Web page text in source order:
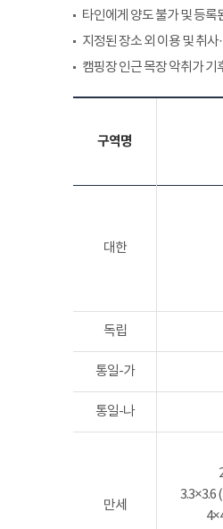
타인에게 양도 불가 및 등록
지정된 장소 외 이용 및 취사
캠핑장 인근 목장 악취가
구역명
대한
독립
통일-가
통일-나
만세
3.3×3.6